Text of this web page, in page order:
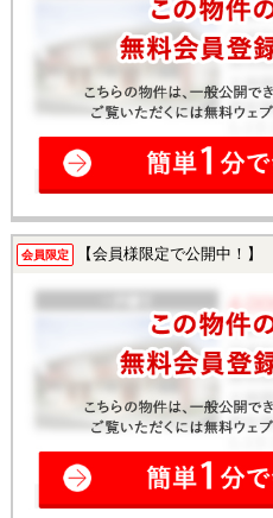
会員限定 【会員様限定で公開中！】